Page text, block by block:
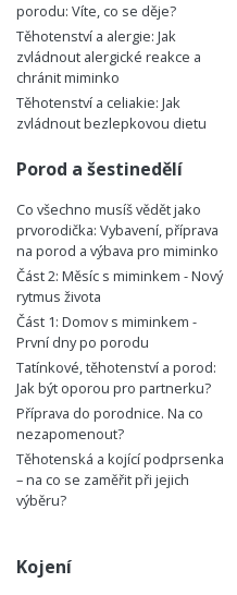
porodu: Víte, co se děje?
Těhotenství a alergie: Jak
zvládnout alergické reakce a
chránit miminko
Těhotenství a celiakie: Jak
zvládnout bezlepkovou dietu
Porod a šestinedělí
Co všechno musíš vědět jako
prvorodička: Vybavení, příprava
na porod a výbava pro miminko
Část 2: Měsíc s miminkem - Nový
rytmus života
Část 1: Domov s miminkem -
První dny po porodu
Tatínkové, těhotenství a porod:
Jak být oporou pro partnerku?
Příprava do porodnice. Na co
nezapomenout?
Těhotenská a kojící podprsenka
– na co se zaměřit při jejich
výběru?
Kojení